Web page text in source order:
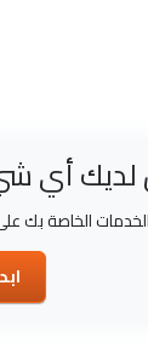
أي شيء
الخاصة بك